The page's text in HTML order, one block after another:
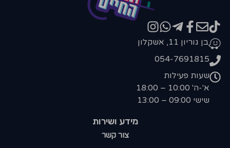
מידע ושירות
צור קשר
בן גוריון 11, אשקלון
054-7691815
שעות פעילות
א'-ה' 10:00 – 18:00
שישי 09:00 – 13:00